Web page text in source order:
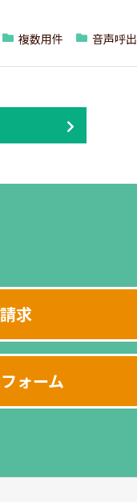
複数用件 音声呼出
求
ォーム